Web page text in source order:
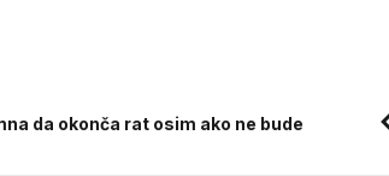
da okonča rat osim ako ne bude